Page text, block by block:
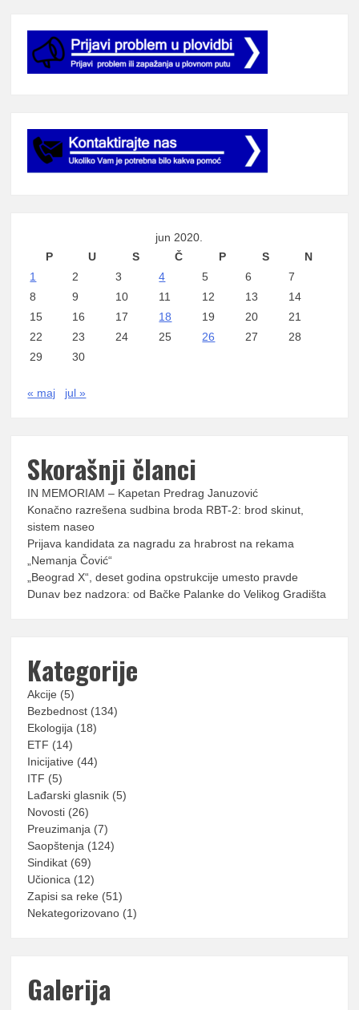
jun 2020.
P
U S Č P S
N
1
2 3 4 5 6
7
8
9 10 11 12 13
14
15
16 17 18 19 20
21
22
23 24 25 26 27
28
29
30
« maj jul »
Skorašnji članci
IN MEMORIAM – Kapetan Predrag Januzović
Konačno razrešena sudbina broda RBT-2: brod skinut,
sistem naseo
Prijava kandidata za nagradu za hrabrost na rekama
„Nemanja Čović“
„Beograd X“, deset godina opstrukcije umesto pravde
Dunav bez nadzora: od Bačke Palanke do Velikog Gradišta
Kategorije
Akcije (5)
Bezbednost (134)
Ekologija (18)
ETF (14)
Inicijative (44)
ITF (5)
Lađarski glasnik (5)
Novosti (26)
Preuzimanja (7)
Saopštenja (124)
Sindikat (69)
Učionica (12)
Zapisi sa reke (51)
Nekategorizovano (1)
Galerija